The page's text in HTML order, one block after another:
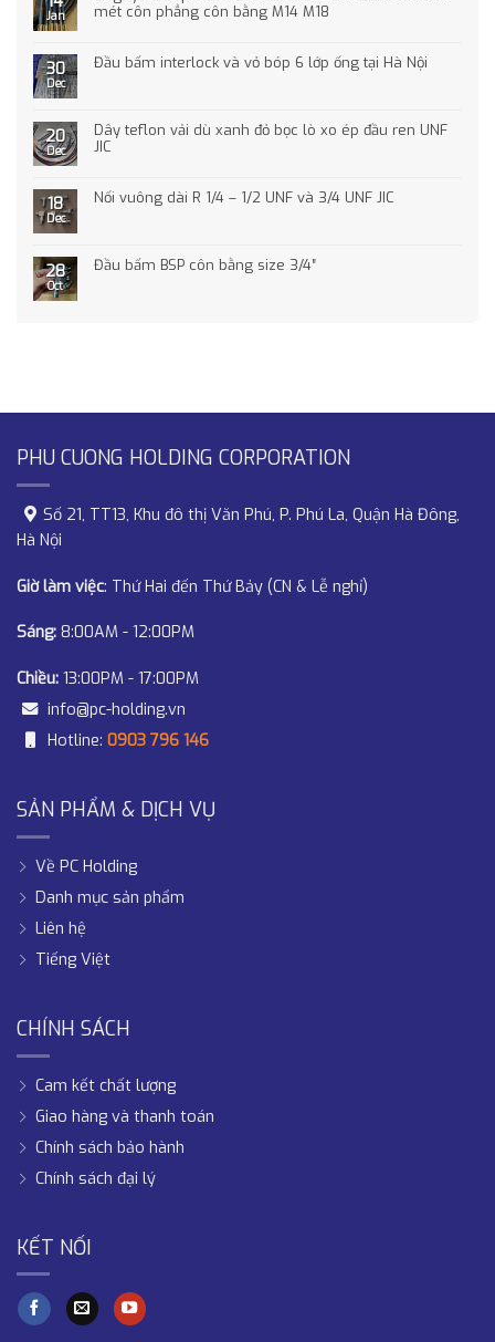
Jan
mét côn phẳng côn bằng M14 M18
30
Dec
Đầu bấm interlock và vỏ bóp 6 lớp ống tại Hà Nội
20
Dec
Dây teflon vải dù xanh đỏ bọc lò xo ép đầu ren UNF
JIC
18
Dec
Nối vuông dài R 1/4 – 1/2 UNF và 3/4 UNF JIC
28
Oct
Đầu bấm BSP côn bằng size 3/4″
PHU CUONG HOLDING CORPORATION
Số 21, TT13, Khu đô thị Văn Phú, P. Phú La, Quận Hà Đông,
Hà Nội
Giờ làm việc: Thứ Hai đến Thứ Bảy (CN & Lễ nghỉ)
Sáng: 8:00AM - 12:00PM
Chiều: 13:00PM - 17:00PM
info@pc-holding.vn
Hotline: 0903 796 146
SẢN PHẨM & DỊCH VỤ
Về PC Holding
Danh mục sản phẩm
Liên hệ
Tiếng Việt
CHÍNH SÁCH
Cam kết chất lượng
Giao hàng và thanh toán
Chính sách bảo hành
Chính sách đại lý
KẾT NỐI